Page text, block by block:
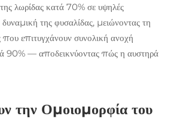
λωρίδας κατά 70% σε υψηλές
της φυσαλίδας, μειώνοντας τη
επιτυγχάνουν συνολική ανοχή
90% — αποδεικνύοντας πώς η αυστηρά
την Ομοιομορφία του